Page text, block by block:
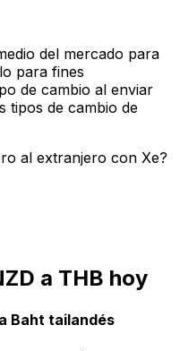
del mercado para
para fines
de cambio al enviar
tipos de cambio de
al extranjero con Xe?
a THB hoy
Baht tailandés